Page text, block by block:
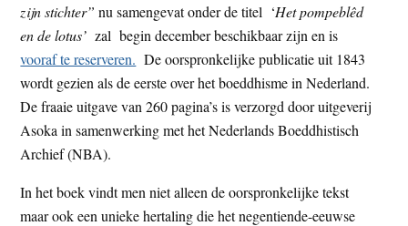
zijn stichter” nu samengevat onder de titel ‘Het pompeblêd
en de lotus’zal begin december beschikbaar zijn en is
vooraf te reserveren. De oorspronkelijke publicatie uit 1843
wordt gezien als de eerste over het boeddhisme in Nederland.
De fraaie uitgave van 260 pagina’s is verzorgd door uitgeverij
Asoka in samenwerking met het Nederlands Boeddhistisch
Archief (NBA).
In het boek vindt men niet alleen de oorspronkelijke tekst
maar ook een unieke hertaling die het negentiende-eeuwse